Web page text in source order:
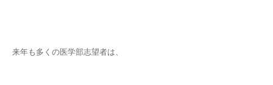
来年も多くの医学部志望者は、